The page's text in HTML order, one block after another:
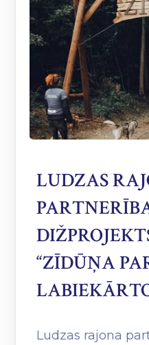
LUDZAS
“ZĪDŪŅA
Ludzas rajona